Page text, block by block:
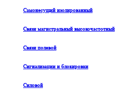
Самонесущий изолированный
Связи магистральный высокочастотный
Связи полевой
Сигнализации и блокировки
Силовой